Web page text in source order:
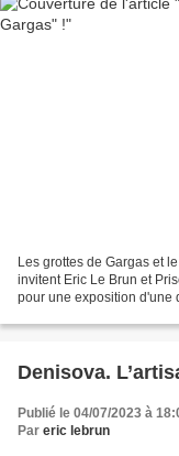
Les grottes de Gargas et
invitent Eric Le Brun et
pour une exposition d'une
Denisova.
Publié le 04/07/2023 à
Par eric lebrun